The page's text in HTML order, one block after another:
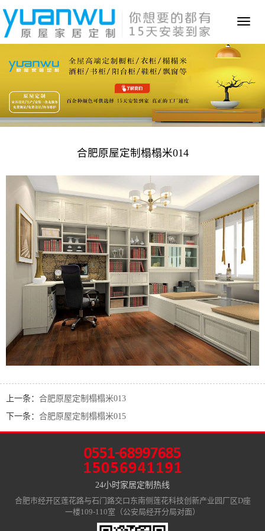
Toggle
合肥原屋定制榻榻米014
上一条： 合肥原屋定制榻榻米013
下一条： 合肥原屋定制榻榻米015
24小时家居定制热线
合肥市经开区莲花路与石门路交口东南侧莲花科技创新产业园厂区D座
一楼109-110室（公安局经开分局对面）